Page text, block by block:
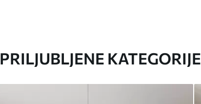
PRILJUBLJENE KATEGORIJE